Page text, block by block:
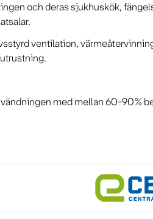
och deras sjukhuskök,
ventilation,
med mellan 60-90%